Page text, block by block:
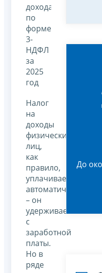
доходах
по
форме
3-
НДФЛ
за
2025
год
Налог
на
доходы
физических
лиц,
как
правило,
уплачивается
автоматически
– он
удерживается
с
заработной
платы.
Но в
ряде
До